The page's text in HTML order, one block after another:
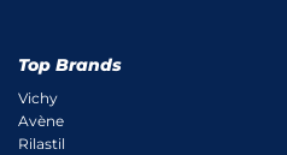
Top Brands
Vichy
Avène
Rilastil